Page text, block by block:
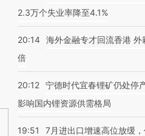
2.3万个失业率降至4.1%
20:14 海外金融专才回流香港 外
倍
20:12 宁德时代宜春锂矿仍处停
影响国内锂资源供需格局
19:51
7月进出口增速高位放缓